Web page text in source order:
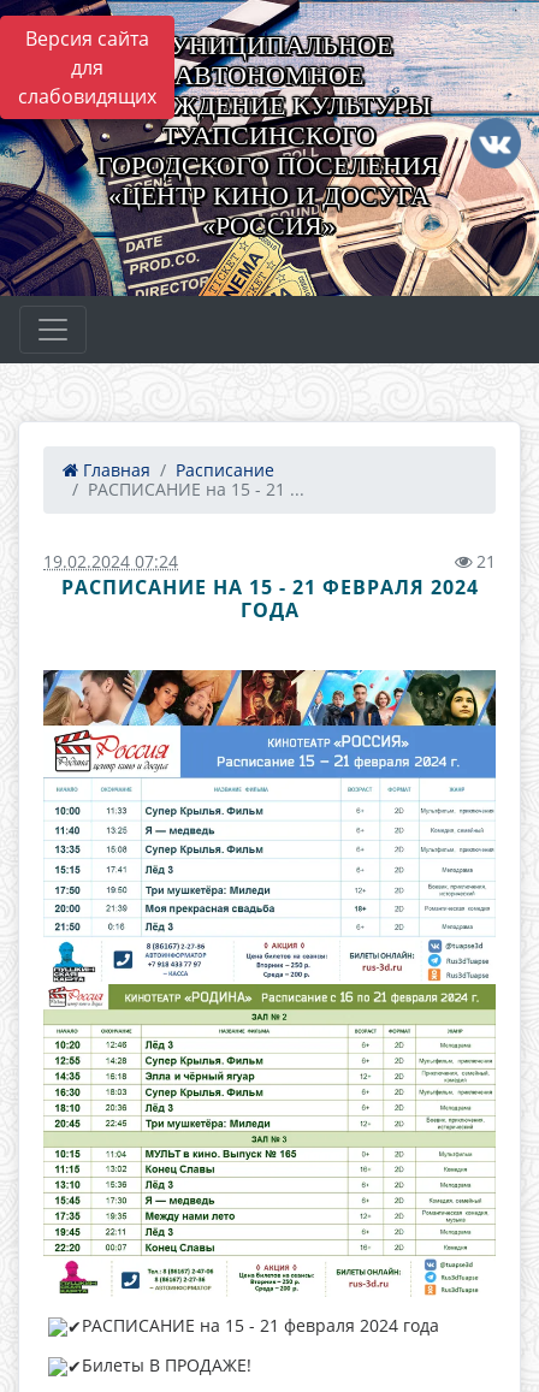
Версия сайта
для
слабовидящих
МУНИЦИПАЛЬНОЕ
АВТОНОМНОЕ
УЧРЕЖДЕНИЕ КУЛЬТУРЫ
ТУАПСИНСКОГО
ГОРОДСКОГО ПОСЕЛЕНИЯ
«ЦЕНТР КИНО И ДОСУГА
«РОССИЯ»
Главная
Расписание
РАСПИСАНИЕ на 15 - 21 ...
19.02.2024 07:24 21
РАСПИСАНИЕ НА 15 - 21 ФЕВРАЛЯ 2024
ГОДА
РАСПИСАНИЕ на 15 - 21 февраля 2024 года
Билеты В ПРОДАЖЕ!